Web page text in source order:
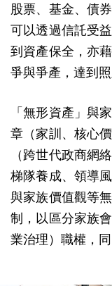
股票、基金、債
可以透過信託受
到資產保全，亦
爭與爭產，達到
「無形資產」與
章（家訓、核心
（跨世代政商網
梯隊養成、領導
與家族價值觀等
制，以區分家族
業治理）職權，